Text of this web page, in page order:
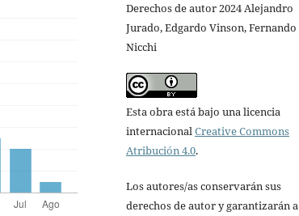
Derechos de autor 2024 Alejandro
Jurado, Edgardo Vinson, Fernando
Nicchi
Esta obra está bajo una licencia
internacionalCreative Commons
Atribución 4.0.
Los autores/as conservarán sus
derechos de autor y garantizarán